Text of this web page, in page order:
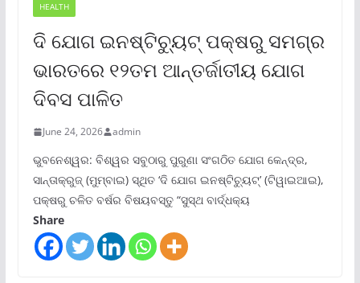
HEALTH
ଦି ଯୋଗ ଇନଷ୍ଟିଚ୍ୟୁଟ୍ ପକ୍ଷରୁ ସମଗ୍ର
ଭାରତରେ ୧୨ତମ ଆନ୍ତର୍ଜାତୀୟ ଯୋଗ
ଦିବସ ପାଳିତ
June 24, 2026 admin
ଭୁବନେଶ୍ୱର: ବିଶ୍ୱର ସବୁଠାରୁ ପୁରୁଣା ସଂଗଠିତ ଯୋଗ କେନ୍ଦ୍ର,
ସାନ୍ତାକ୍ରୁଜ୍ (ମୁମ୍ବାଇ) ସ୍ଥିତ ‘ଦି ଯୋଗ ଇନଷ୍ଟିଚ୍ୟୁଟ୍‌’ (ଟିୱାଇଆଇ),
ପକ୍ଷରୁ ଚଳିତ ବର୍ଷର ବିଷୟବସ୍ତୁ “ସୁସ୍ଥ ବାର୍ଦ୍ଧକ୍ୟ
Share